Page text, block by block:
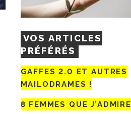
VOS ARTICLES
PRÉFÉRÉS
GAFFES 2.0 ET AUTRES
MAILODRAMES !
8 FEMMES QUE J’ADMIRE